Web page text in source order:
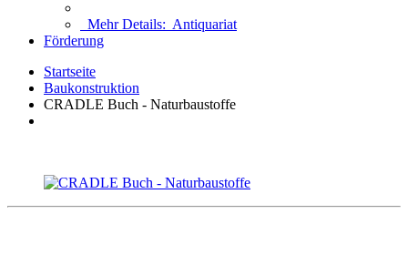
Mehr Details: Antiquariat
Förderung
Startseite
Baukonstruktion
CRADLE Buch - Naturbaustoffe